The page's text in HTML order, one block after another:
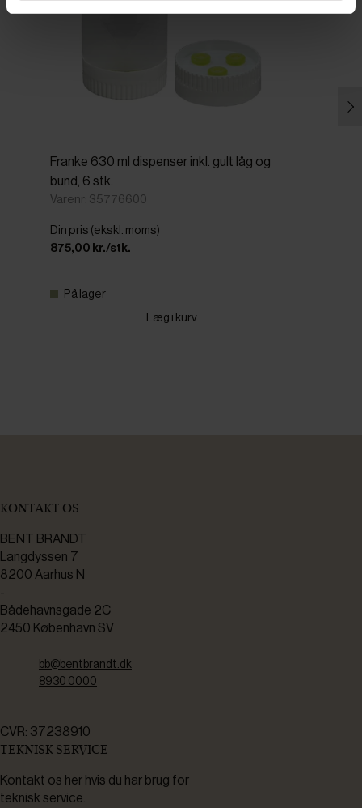
Franke 630 ml dispenser inkl. gult låg og
bund, 6 stk.
Varenr: 35776600
Din pris (ekskl. moms)
875,00 kr./stk.
På lager
Læg i kurv
KONTAKT OS
BENT BRANDT
Langdyssen 7
8200 Aarhus N
-
Bådehavnsgade 2C
2450 København SV
bb@bentbrandt.dk
8930 0000
CVR: 37238910
TEKNISK SERVICE
Kontakt os her hvis du har brug for
teknisk service.